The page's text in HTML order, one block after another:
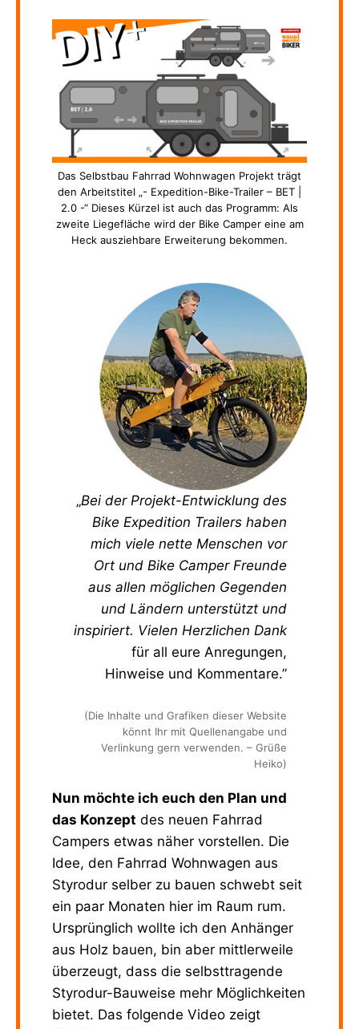
Das Selbstbau Fahrrad Wohnwagen Projekt trägt
den Arbeitstitel „- Expedition-Bike-Trailer – BET |
2.0 -“ Dieses Kürzel ist auch das Programm: Als
zweite Liegefläche wird der Bike Camper eine am
Heck ausziehbare Erweiterung bekommen.
„Bei der Projekt-Entwicklung des
Bike Expedition Trailers haben
mich viele nette Menschen vor
Ort und Bike Camper Freunde
aus allen möglichen Gegenden
und Ländern unterstützt und
inspiriert. Vielen Herzlichen Dank
für all eure Anregungen,
Hinweise und Kommentare.”
(Die Inhalte und Grafiken dieser Website
könnt Ihr mit Quellenangabe und
Verlinkung gern verwenden. – Grüße
Heiko)
Nun möchte ich euch den Plan und
das Konzept des neuen Fahrrad
Campers etwas näher vorstellen. Die
Idee, den Fahrrad Wohnwagen aus
Styrodur selber zu bauen schwebt seit
ein paar Monaten hier im Raum rum.
Ursprünglich wollte ich den Anhänger
aus Holz bauen, bin aber mittlerweile
überzeugt, dass die selbsttragende
Styrodur-Bauweise mehr Möglichkeiten
bietet. Das folgende Video zeigt